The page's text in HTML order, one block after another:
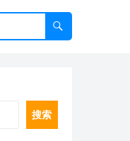
搜索